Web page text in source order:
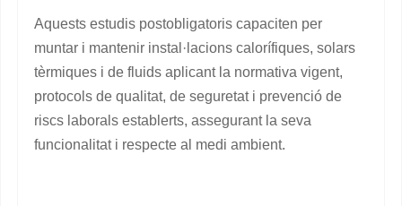
Aquests estudis postobligatoris capaciten per
muntar i mantenir instal·lacions calorífiques, solars
tèrmiques i de fluids aplicant la normativa vigent,
protocols de qualitat, de seguretat i prevenció de
riscs laborals establerts, assegurant la seva
funcionalitat i respecte al medi ambient.